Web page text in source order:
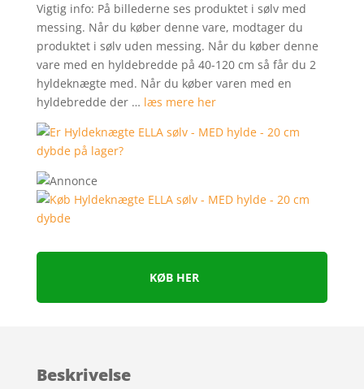
Vigtig info: På billederne ses produktet i sølv med
messing. Når du køber denne vare, modtager du
produktet i sølv uden messing. Når du køber denne
vare med en hyldebredde på 40-120 cm så får du 2
hyldeknægte med. Når du køber varen med en
hyldebredde der … læs mere her
KØB HER
Beskrivelse